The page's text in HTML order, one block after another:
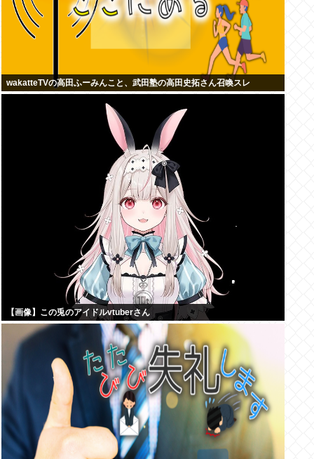
wakatteTVの高田ふーみんこと、武田塾の高田史拓さん召喚スレ
【画像】この兎のアイドルvtuberさん